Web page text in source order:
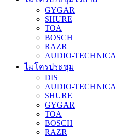
GYGAR
SHURE
TOA
BOSCH
RAZR
AUDIO-TECHNICA
ไมโครประชุม
DIS
AUDIO-TECHNICA
SHURE
GYGAR
TOA
BOSCH
RAZR